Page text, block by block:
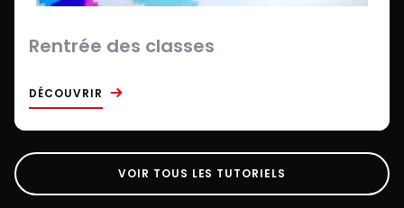
Rentrée des classes
DÉCOUVRIR
VOIR TOUS LES TUTORIELS